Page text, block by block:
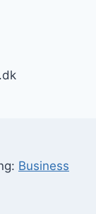
Business